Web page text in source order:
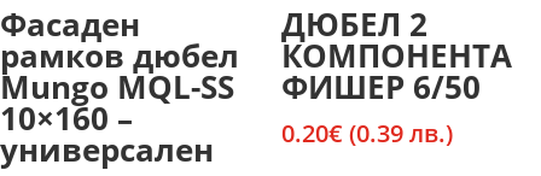
Фасаден
рамков дюбел
Mungo MQL-SS
10×160 –
универсален
ДЮБЕЛ 2
КОМПОНЕНТА
ФИШЕР 6/50
0.20€ (0.39 лв.)